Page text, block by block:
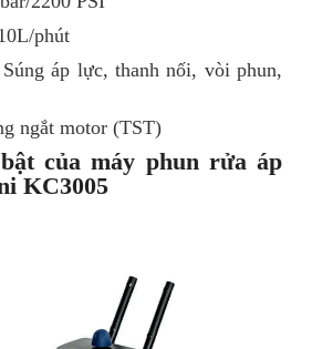
phút
Súng áp lực, thanh nối, vòi phun,
ngắt motor (TST)
của máy phun rửa áp
KC3005